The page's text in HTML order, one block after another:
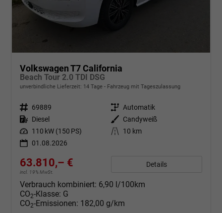
Volkswagen T7 California
Beach Tour 2.0 TDI DSG
unverbindliche Lieferzeit: 14 Tage Fahrzeug mit Tageszulassung
Fahrzeugnr. 69889 Getriebe Automatik
Kraftstoff Diesel Außenfarbe
Candyweiß
Leistung 110 kW (150 PS) Kilometerstand
10 km
01.08.2026
63.810,– €
incl. 19% MwSt.
Details
Verbrauch kombiniert: 6,90 l/100km
CO2-Klasse: G
CO2-Emissionen: 182,00 g/km